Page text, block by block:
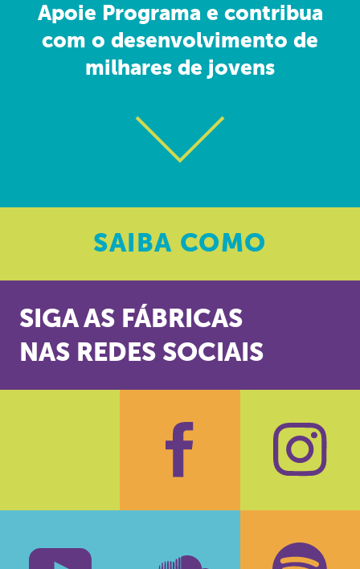
Apoie Programa e contribua
com o desenvolvimento de
milhares de jovens
SAIBA COMO
SIGA AS FÁBRICAS
NAS REDES SOCIAIS
Facebook